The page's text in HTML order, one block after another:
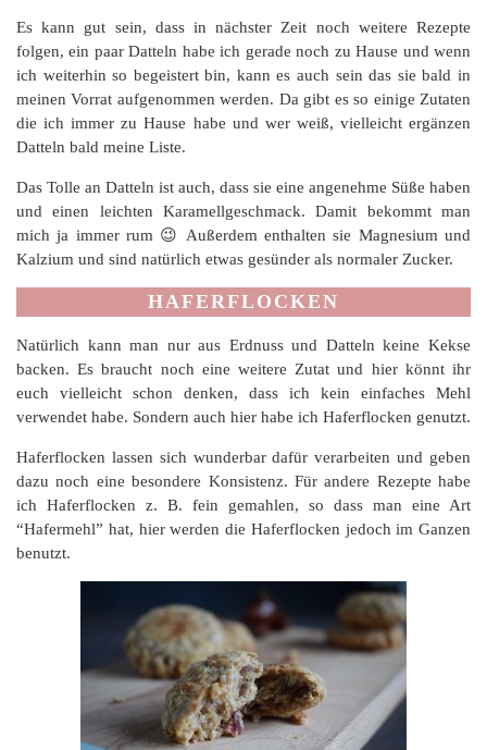
Es kann gut sein, dass in nächster Zeit noch weitere Rezepte
folgen, ein paar Datteln habe ich gerade noch zu Hause und wenn
ich weiterhin so begeistert bin, kann es auch sein das sie bald in
meinen Vorrat aufgenommen werden. Da gibt es so einige Zutaten
die ich immer zu Hause habe und wer weiß, vielleicht ergänzen
Datteln bald meine Liste.
Das Tolle an Datteln ist auch, dass sie eine angenehme Süße haben
und einen leichten Karamellgeschmack. Damit bekommt man
mich ja immer rum 😉 Außerdem enthalten sie Magnesium und
Kalzium und sind natürlich etwas gesünder als normaler Zucker.
HAFERFLOCKEN
Natürlich kann man nur aus Erdnuss und Datteln keine Kekse
backen. Es braucht noch eine weitere Zutat und hier könnt ihr
euch vielleicht schon denken, dass ich kein einfaches Mehl
verwendet habe. Sondern auch hier habe ich Haferflocken genutzt.
Haferflocken lassen sich wunderbar dafür verarbeiten und geben
dazu noch eine besondere Konsistenz. Für andere Rezepte habe
ich Haferflocken z. B. fein gemahlen, so dass man eine Art
“Hafermehl” hat, hier werden die Haferflocken jedoch im Ganzen
benutzt.